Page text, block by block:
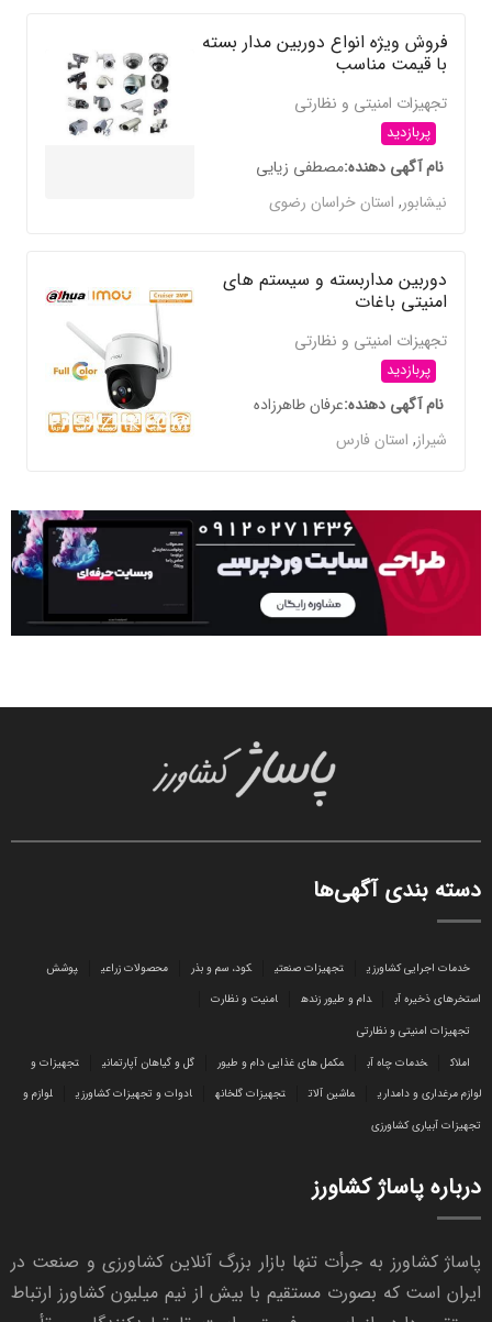
فروش ویژه انواع دوربین مدار بسته
با قیمت مناسب
تجهیزات امنیتی و نظارتی
پربازدید
نام آگهی دهندهمصطفی زیایی
نیشابور,استان خراسان رضوی
دوربین مداربسته و سیستم های
امنیتی باغات
تجهیزات امنیتی و نظارتی
پربازدید
نام آگهی دهندهعرفان طاهرزاده
شیراز,استان فارس
دسته بندی آگهی‌ها
خدمات اجرایی کشاورزی تجهیزات صنعتی کود، سم و بذر محصولات زراعی
پوشش
استخرهای ذخیره آب
دام و طیور زنده
امنیت و نظارت
تجهیزات امنیتی و نظارتی
املاک
خدمات چاه آب مکمل های غذایی دام و طیور گل و گیاهان آپارتمانی
تجهیزات و
لوازم مرغداری و دامداری
ماشین آلات تجهیزات گلخانه ادوات و تجهیزات کشاورزی
لوازم و
تجهیزات آبیاری کشاورزی
درباره پاساژ کشاورز
پاساژ کشاورز به جرأت تنها بازار بزرگ آنلاین کشاورزی و صنعت در
ایران است که بصورت مستقیم با بیش از نیم میلیون کشاورز ارتباط